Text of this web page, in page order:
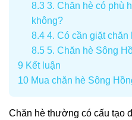
8.33. Chăn hè có phù
không?
8.44. Có cần giặt chăn
8.55. Chăn hè Sông
9 Kết luận
10 Mua chăn hè Sông
Chăn hè thường có cấu tạo